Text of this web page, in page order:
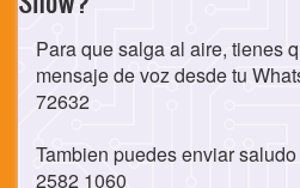
Para que salga al aire, tienes
mensaje de voz desde tu
72632
Tambien puedes enviar
2582 1060